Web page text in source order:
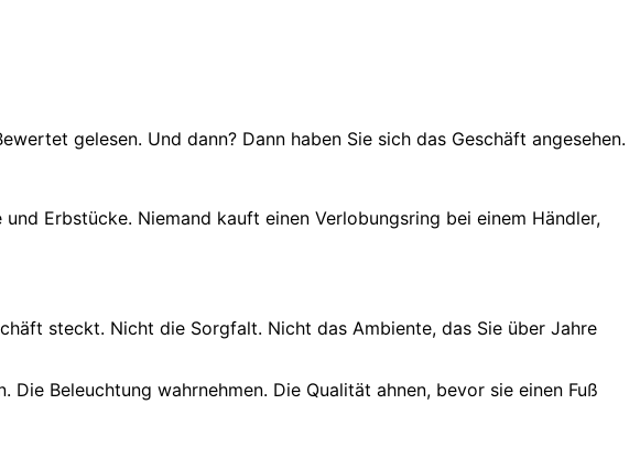
gelesen. Und dann? Dann haben Sie sich das Geschäft angesehen.
Erbstücke. Niemand kauft einen Verlobungsring bei einem Händler,
steckt. Nicht die Sorgfalt. Nicht das Ambiente, das Sie über Jahre
Beleuchtung wahrnehmen. Die Qualität ahnen, bevor sie einen Fuß